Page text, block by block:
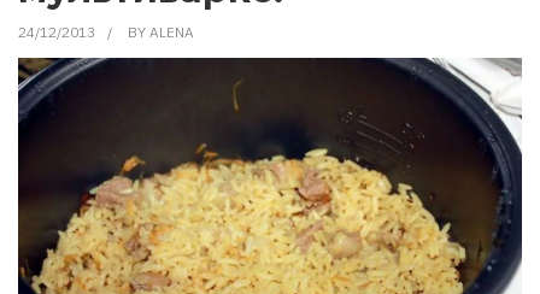
24/12/2013 BY ALENA